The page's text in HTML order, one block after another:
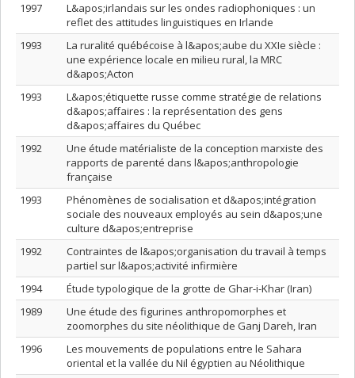
1997
L&apos;irlandais sur les ondes radiophoniques : un
reflet des attitudes linguistiques en Irlande
1993
La ruralité québécoise à l&apos;aube du XXIe siècle :
une expérience locale en milieu rural, la MRC
d&apos;Acton
1993
L&apos;étiquette russe comme stratégie de relations
d&apos;affaires : la représentation des gens
d&apos;affaires du Québec
1992
Une étude matérialiste de la conception marxiste des
rapports de parenté dans l&apos;anthropologie
française
1993
Phénomènes de socialisation et d&apos;intégration
sociale des nouveaux employés au sein d&apos;une
culture d&apos;entreprise
1992
Contraintes de l&apos;organisation du travail à temps
partiel sur l&apos;activité infirmière
1994
Étude typologique de la grotte de Ghar-i-Khar (Iran)
1989
Une étude des figurines anthropomorphes et
zoomorphes du site néolithique de Ganj Dareh, Iran
1996
Les mouvements de populations entre le Sahara
oriental et la vallée du Nil égyptien au Néolithique